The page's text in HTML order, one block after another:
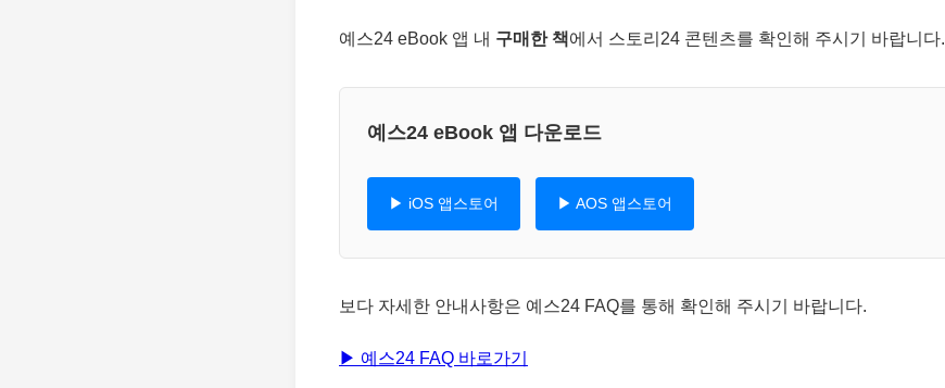
예스24 eBook 앱 내 구매한 책에서 스토리24 콘텐츠를 확인해 주시기 바랍니다.
예스24 eBook 앱 다운로드
▶ iOS 앱스토어 ▶ AOS 앱스토어
보다 자세한 안내사항은 예스24 FAQ를 통해 확인해 주시기 바랍니다.
▶ 예스24 FAQ 바로가기